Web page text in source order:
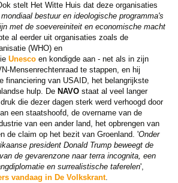
stelt Het Witte Huis dat deze organisaties
bestuur en ideologische programma's
met de soevereiniteit en economische macht
al eerder uit organisaties zoals de
(WHO) en
Unescoen kondigde aan - net als in zijn
Mensenrechtenraad te stappen, en hij
financiering van USAID, het belangrijkste
hulp. De NAVOstaat al veel langer
die dezer dagen sterk werd verhoogd door
een staatshoofd, de overname van de
van een ander land, het opbrengen van
de claim op het bezit van Groenland. 'Onder
president Donald Trump beweegt de
de gevarenzone naar terra incognita, een
en surrealistische taferelen',
vandaag in De Volkskrant.